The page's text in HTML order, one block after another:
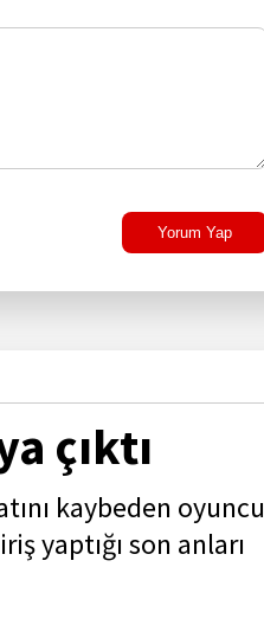
Yorum Yap
çıktı
kaybeden oyuncu
yaptığı son anları